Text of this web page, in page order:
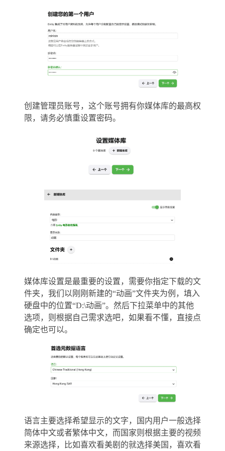
创建管理员账号，这个账号拥有你媒体库的最高权
限，请务必慎重设置密码。
媒体库设置是最重要的设置，需要你指定下载的文
件夹，我们以刚刚新建的“动画”文件夹为例，填入
硬盘中的位置“D:\动画”。然后下拉菜单中的其他
选项，则根据自己需求选吧，如果看不懂，直接点
确定也可以。
语言主要选择希望显示的文字，国内用户一般选择
简体中文或者繁体中文，而国家则根据主要的视频
来源选择，比如喜欢看美剧的就选择美国，喜欢看